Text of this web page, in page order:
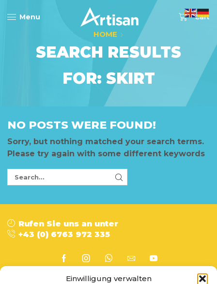
Einwilligung verwalten
Menu 0 Cart
HOME
SEARCH RESULTS
FOR: SKIRT
NO POSTS WERE FOUND!
Sorry, but nothing matched your search terms.
Please try again with some different keywords
Search
Rufen Sie uns an unter
+43 (0) 6763 972 335